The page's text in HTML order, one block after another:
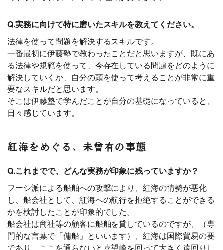
Q.実務に向けて特に磨いたスキルを教えてください。
法律を使って問題を解決するスキルです。
一番最初に伊藤塾で教わったことだと思いますが、既にあ
る法律や規範を使って、今存在している問題をどのように
解決していくか、自分の頭を使って考えることが非常に重
要なスキルだと思います。
そこは伊藤塾で学んだことが自分の基礎になっていると、
日々感じています。
紅海をめぐる、未曾有の事態
Q.これまでで、どんな実務が印象に残っていますか？
フーシ派による船舶への攻撃により、紅海の情勢が悪化
し、船会社として、紅海への航行を拒絶することができる
かを検討したことが印象的でした。
船会社は商社等の顧客に船舶を貸しているのですが、（専
門的な言葉で「傭船」といいます）、紅海は国際貿易の要
であり、ここを通らないと喜望峰を回って大きく遠回りし